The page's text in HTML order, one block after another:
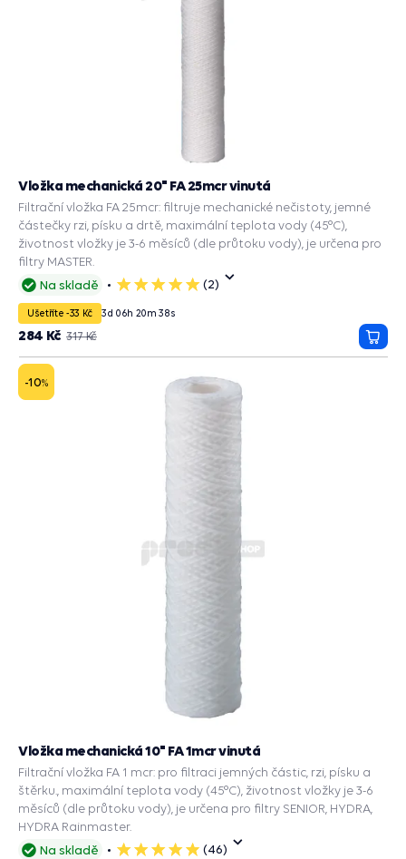
Na skladě
5
(2)
Vložka mechanická 20" FA 25mcr vinutá
Filtrační vložka FA 25mcr: filtruje mechanické nečistoty, jemné
částečky rzi, písku a drtě, maximální teplota vody (45°C),
životnost vložky je 3-6 měsíců (dle průtoku vody), je určena pro
filtry MASTER.
Ušetříte -33 Kč 3d 06h 20m 37s
317 Kč
284 Kč
do
-10%
Na skladě
5
(46)
Vložka mechanická 10" FA 1mcr vinutá
Filtrační vložka FA 1 mcr: pro filtraci jemných částic, rzi, písku a
štěrku., maximální teplota vody (45°C), životnost vložky je 3-6
měsíců (dle průtoku vody), je určena pro filtry SENIOR, HYDRA,
HYDRA Rainmaster.